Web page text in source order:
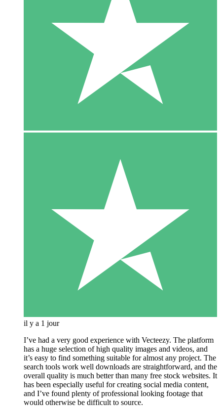
il y a 1 jour
I’ve had a very good experience with Vecteezy. The platform
has a huge selection of high quality images and videos, and
it’s easy to find something suitable for almost any project. The
search tools work well downloads are straightforward, and the
overall quality is much better than many free stock websites. It
has been especially useful for creating social media content,
and I’ve found plenty of professional looking footage that
would otherwise be difficult to source.